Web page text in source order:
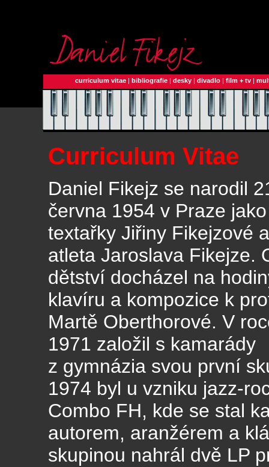
curriculum vitae | bibliografie | desky | divadlo | film + tv |
Curriculum Vitae
Daniel Fikejz se narodil
června 1954 v Praze
textařky Jiřiny Fikejzové a
atleta Jaroslava Fikejze.
dětství docházel na
klavíru a kompozice k
Martě Oberthorové. V
1971 založil s kamarády
z gymnázia svou první
1974 byl u vzniku jazz-
Combo FH, kde se stal
autorem, aranžérem a
skupinou nahrál dvě LP